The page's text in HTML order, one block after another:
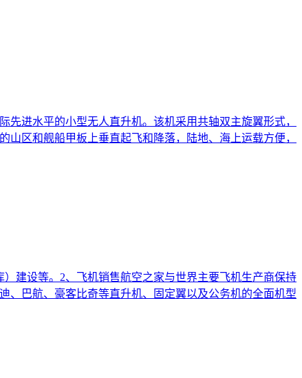
进水平的小型无人直升机。该机采用共轴双主旋翼形式，
区和舰船甲板上垂直起飞和降落，陆地、海上运载方便，
建设等。2、飞机销售航空之家与世界主要飞机生产商保持
、巴航、豪客比奇等直升机、固定翼以及公务机的全面机型